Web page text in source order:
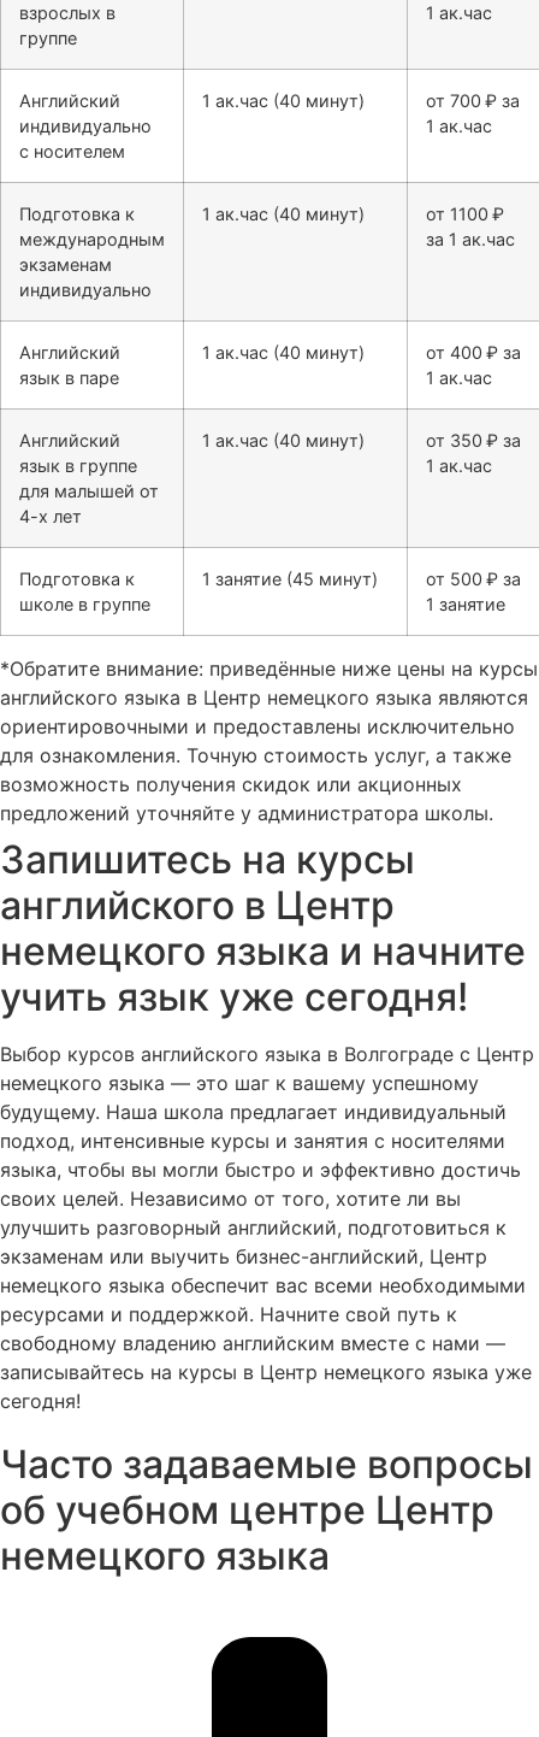
взрослых в
группе
1 ак.час
Английский
индивидуально
с носителем
1 ак.час (40 минут)
от 700 ₽ за
1 ак.час
Подготовка к
международным
экзаменам
индивидуально
1 ак.час (40 минут)
от 1100 ₽
за 1 ак.час
Английский
язык в паре
1 ак.час (40 минут)
от 400 ₽ за
1 ак.час
Английский
язык в группе
для малышей от
4-х лет
1 ак.час (40 минут)
от 350 ₽ за
1 ак.час
Подготовка к
школе в группе
1 занятие (45 минут)
от 500 ₽ за
1 занятие
*Обратите внимание: приведённые ниже цены на курсы
английского языка в Центр немецкого языка являются
ориентировочными и предоставлены исключительно
для ознакомления. Точную стоимость услуг, а также
возможность получения скидок или акционных
предложений уточняйте у администратора школы.
Запишитесь на курсы
английского в Центр
немецкого языка и начните
учить язык уже сегодня!
Выбор курсов английского языка в Волгограде с Центр
немецкого языка — это шаг к вашему успешному
будущему. Наша школа предлагает индивидуальный
подход, интенсивные курсы и занятия с носителями
языка, чтобы вы могли быстро и эффективно достичь
своих целей. Независимо от того, хотите ли вы
улучшить разговорный английский, подготовиться к
экзаменам или выучить бизнес-английский, Центр
немецкого языка обеспечит вас всеми необходимыми
ресурсами и поддержкой. Начните свой путь к
свободному владению английским вместе с нами —
записывайтесь на курсы в Центр немецкого языка уже
сегодня!
Часто задаваемые вопросы
об учебном центре Центр
немецкого языка